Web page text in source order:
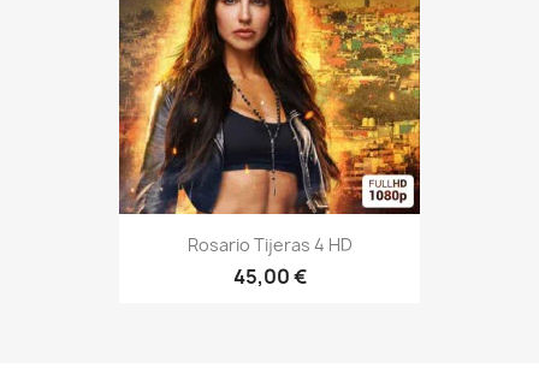
Rosario Tijeras 4 HD
45,00 €